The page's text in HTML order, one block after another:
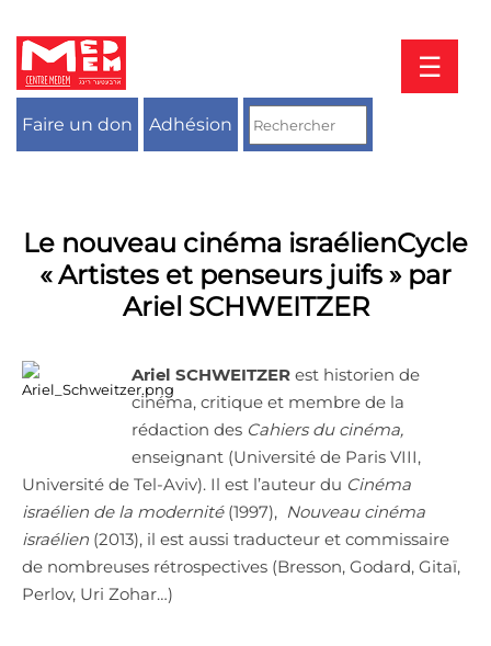
contenu
☰
Faire un don Adhésion
Le nouveau cinéma israélienCycle
« Artistes et penseurs juifs » par
Ariel SCHWEITZER
Ariel SCHWEITZER est historien de
cinéma, critique et membre de la
rédaction des Cahiers du cinéma,
enseignant (Université de Paris VIII,
Université de Tel-Aviv). Il est l’auteur du Cinéma
israélien de la modernité(1997), Nouveau cinéma
israélien (2013), il est aussi traducteur et commissaire
de nombreuses rétrospectives (Bresson, Godard, Gitaï,
Perlov, Uri Zohar…)